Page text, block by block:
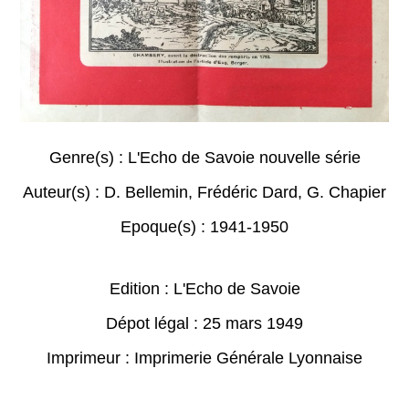
Genre(s) : L'Echo de Savoie nouvelle série
Auteur(s) : D. Bellemin, Frédéric Dard, G. Chapier
Epoque(s) : 1941-1950
Edition : L'Echo de Savoie
Dépot légal : 25 mars 1949
Imprimeur : Imprimerie Générale Lyonnaise